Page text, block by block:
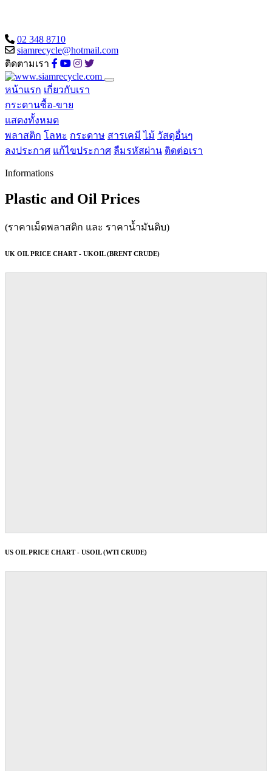
02 348 8710
siamrecycle@hotmail.com
ติดตามเรา
หน้าแรก เกี่ยวกับเรา
กระดานซื้อ-ขาย
แสดงทั้งหมด
พลาสติก โลหะ กระดาษ สารเคมี ไม้ วัสดุอื่นๆ
ลงประกาศ แก้ไขประกาศ ลืมรหัสผ่าน ติดต่อเรา
Informations
Plastic and Oil Prices
(ราคาเม็ดพลาสติก และ ราคาน้ำมันดิบ)
UK OIL PRICE CHART - UKOIL (BRENT CRUDE)
US OIL PRICE CHART - USOIL (WTI CRUDE)